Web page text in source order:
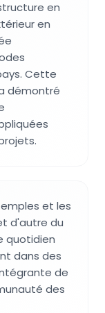
en
en
Cette
démontré
et les
d'autre du
quotidien
dans des
de
des